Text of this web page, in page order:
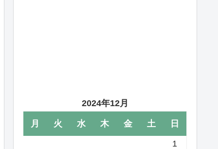
2024年12月
月 火 水 木 金 土 日
1